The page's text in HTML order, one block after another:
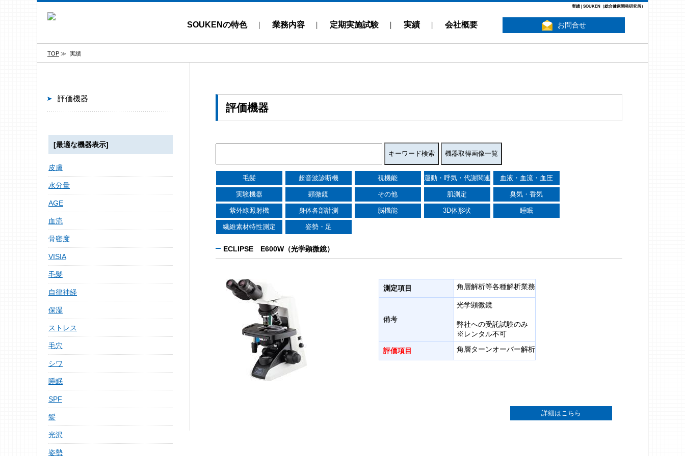
実績 | SOUKEN（総合健康開発研究所）
SOUKENの特色 業務内容 定期実施試験 実績 会社概要 お問合せ
TOP ≫ 実績
評価機器
毛髪 超音波診断機 視機能 運動・呼気・代謝関連 血液・血流・血圧
実験機器 顕微鏡 その他 肌測定 臭気・香気
紫外線照射機 身体各部計測 脳機能 3D体形状 睡眠
繊維素材特性測定 姿勢・足
ECLIPSE E600W（光学顕微鏡）
測定項目 角層解析等各種解析業務
備考
光学顕微鏡
弊社への受託試験のみ
※レンタル不可
評価項目 角層ターンオーバー解析
詳細はこちら
評価機器
[最適な機器表示]
皮膚
水分量
AGE
血流
骨密度
VISIA
毛髪
自律神経
保湿
ストレス
毛穴
シワ
睡眠
SPF
髪
光沢
姿勢